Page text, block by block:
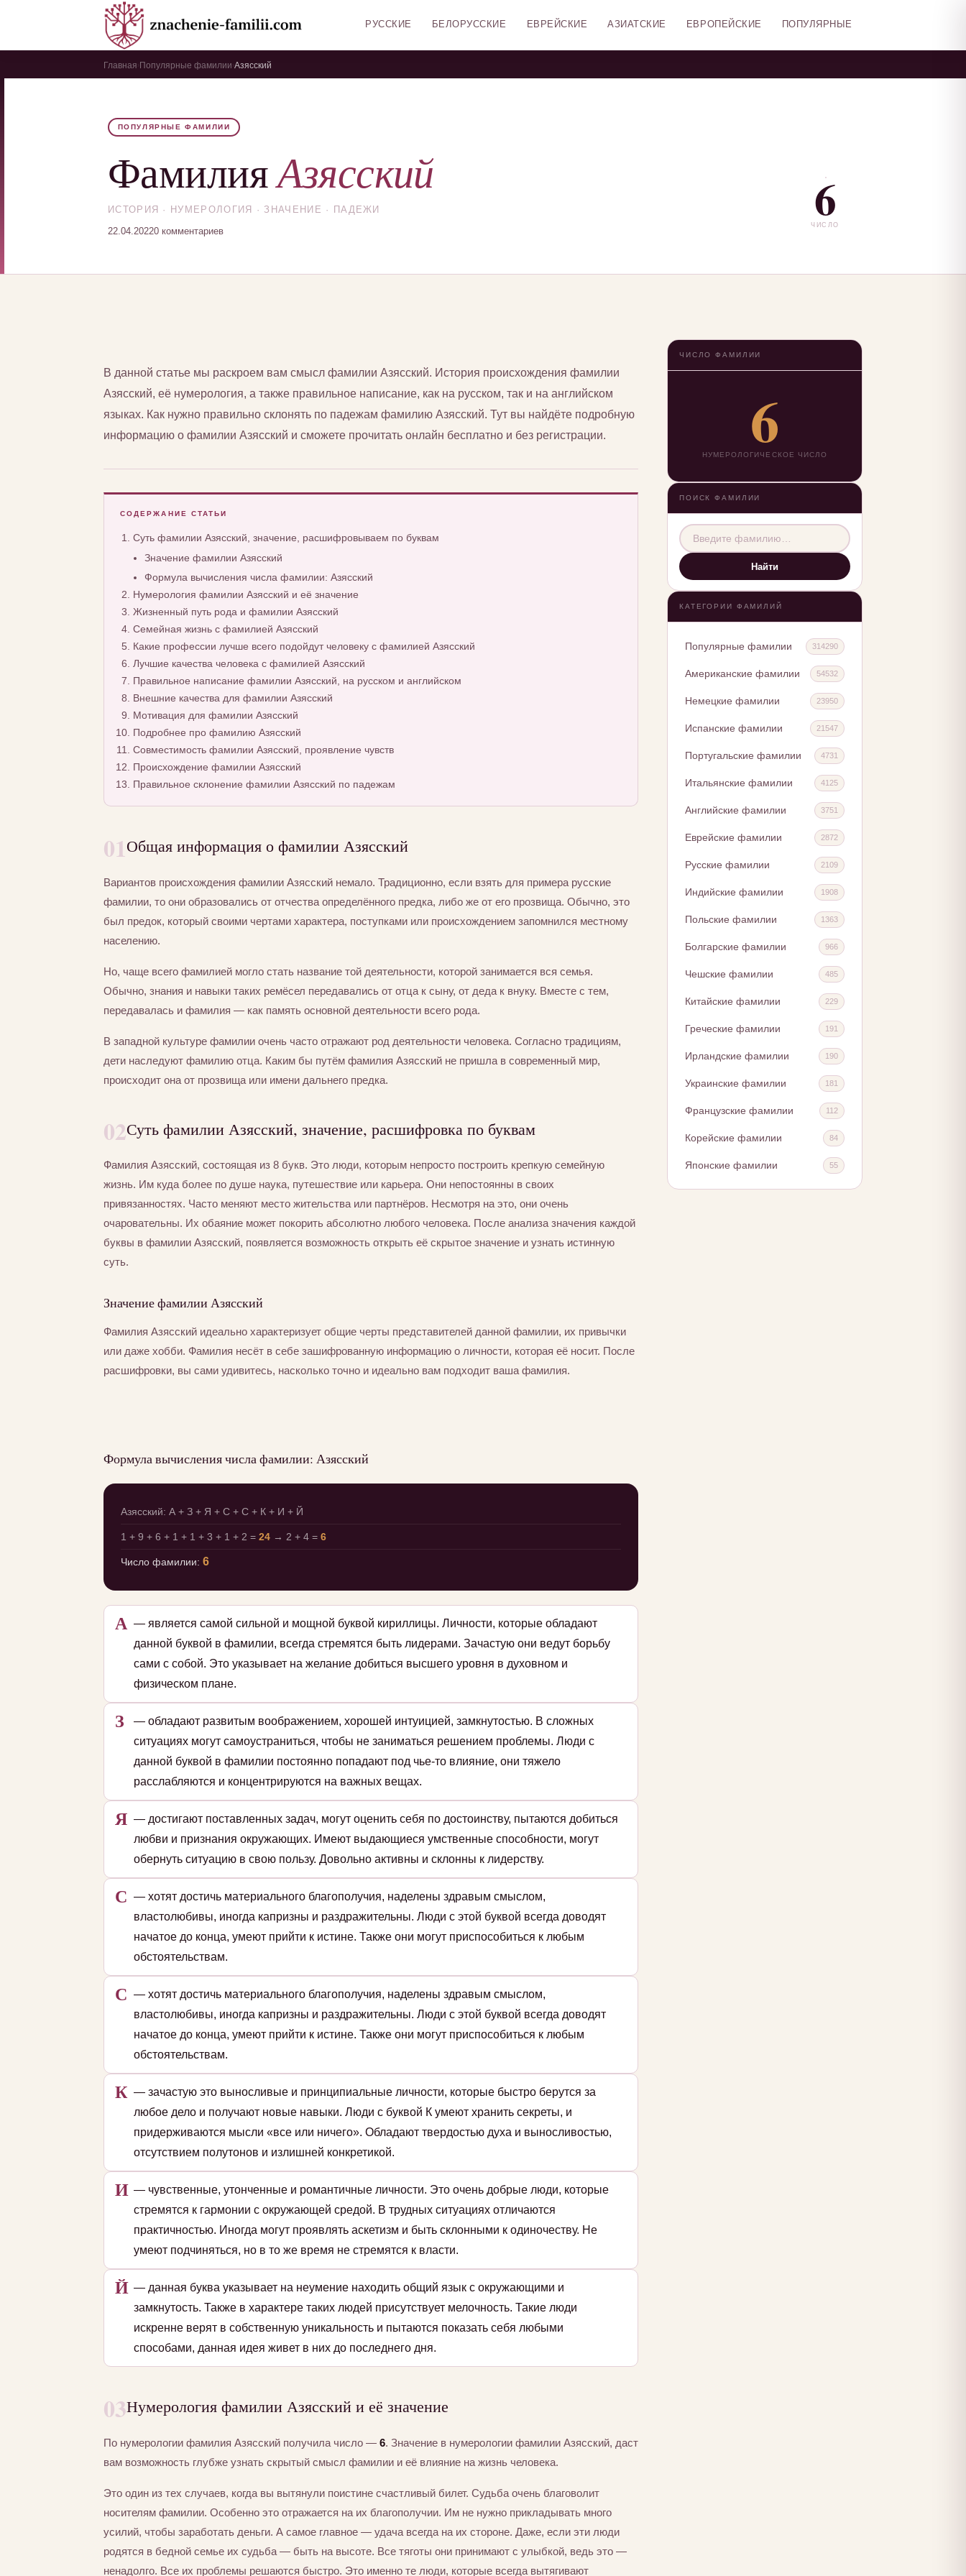
РУССКИЕ БЕЛОРУССКИЕ ЕВРЕЙСКИЕ АЗИАТСКИЕ ЕВРОПЕЙСКИЕ ПОПУЛЯРНЫЕ
Главная Популярные фамилии Азясский
ПОПУЛЯРНЫЕ ФАМИЛИИ
ФамилияАзясский
ИСТОРИЯ · НУМЕРОЛОГИЯ · ЗНАЧЕНИЕ · ПАДЕЖИ
22.04.20220 комментариев
6
ЧИСЛО
В данной статье мы раскроем вам смысл фамилии Азясский. История происхождения фамилии
Азясский, её нумерология, а также правильное написание, как на русском, так и на английском
языках. Как нужно правильно склонять по падежам фамилию Азясский. Тут вы найдёте подробную
информацию о фамилии Азясский и сможете прочитать онлайн бесплатно и без регистрации.
СОДЕРЖАНИЕ СТАТЬИ
Суть фамилии Азясский, значение, расшифровываем по буквам
Значение фамилии Азясский
Формула вычисления числа фамилии: Азясский
Нумерология фамилии Азясский и её значение
Жизненный путь рода и фамилии Азясский
Семейная жизнь с фамилией Азясский
Какие профессии лучше всего подойдут человеку с фамилией Азясский
Лучшие качества человека с фамилией Азясский
Правильное написание фамилии Азясский, на русском и английском
Внешние качества для фамилии Азясский
Мотивация для фамилии Азясский
Подробнее про фамилию Азясский
Совместимость фамилии Азясский, проявление чувств
Происхождение фамилии Азясский
Правильное склонение фамилии Азясский по падежам
01Общая информация о фамилии Азясский
Вариантов происхождения фамилии Азясский немало. Традиционно, если взять для примера русские
фамилии, то они образовались от отчества определённого предка, либо же от его прозвища. Обычно, это
был предок, который своими чертами характера, поступками или происхождением запомнился местному
населению.
Но, чаще всего фамилией могло стать название той деятельности, которой занимается вся семья.
Обычно, знания и навыки таких ремёсел передавались от отца к сыну, от деда к внуку. Вместе с тем,
передавалась и фамилия — как память основной деятельности всего рода.
В западной культуре фамилии очень часто отражают род деятельности человека. Согласно традициям,
дети наследуют фамилию отца. Каким бы путём фамилия Азясский не пришла в современный мир,
происходит она от прозвища или имени дальнего предка.
02Суть фамилии Азясский, значение, расшифровка по буквам
Фамилия Азясский, состоящая из 8 букв. Это люди, которым непросто построить крепкую семейную
жизнь. Им куда более по душе наука, путешествие или карьера. Они непостоянны в своих
привязанностях. Часто меняют место жительства или партнёров. Несмотря на это, они очень
очаровательны. Их обаяние может покорить абсолютно любого человека. После анализа значения каждой
буквы в фамилии Азясский, появляется возможность открыть её скрытое значение и узнать истинную
суть.
Значение фамилии Азясский
Фамилия Азясский идеально характеризует общие черты представителей данной фамилии, их привычки
или даже хобби. Фамилия несёт в себе зашифрованную информацию о личности, которая её носит. После
расшифровки, вы сами удивитесь, насколько точно и идеально вам подходит ваша фамилия.
Формула вычисления числа фамилии: Азясский
Азясский: А + З + Я + С + С + К + И + Й
1 + 9 + 6 + 1 + 1 + 3 + 1 + 2 = 24 → 2 + 4 = 6
Число фамилии: 6
А — является самой сильной и мощной буквой кириллицы. Личности, которые обладают
данной буквой в фамилии, всегда стремятся быть лидерами. Зачастую они ведут борьбу
сами с собой. Это указывает на желание добиться высшего уровня в духовном и
физическом плане.
З
— обладают развитым воображением, хорошей интуицией, замкнутостью. В сложных
ситуациях могут самоустраниться, чтобы не заниматься решением проблемы. Люди с
данной буквой в фамилии постоянно попадают под чье-то влияние, они тяжело
расслабляются и концентрируются на важных вещах.
Я — достигают поставленных задач, могут оценить себя по достоинству, пытаются добиться
любви и признания окружающих. Имеют выдающиеся умственные способности, могут
обернуть ситуацию в свою пользу. Довольно активны и склонны к лидерству.
С — хотят достичь материального благополучия, наделены здравым смыслом,
властолюбивы, иногда капризны и раздражительны. Люди с этой буквой всегда доводят
начатое до конца, умеют прийти к истине. Также они могут приспособиться к любым
обстоятельствам.
С — хотят достичь материального благополучия, наделены здравым смыслом,
властолюбивы, иногда капризны и раздражительны. Люди с этой буквой всегда доводят
начатое до конца, умеют прийти к истине. Также они могут приспособиться к любым
обстоятельствам.
К — зачастую это выносливые и принципиальные личности, которые быстро берутся за
любое дело и получают новые навыки. Люди с буквой К умеют хранить секреты, и
придерживаются мысли «все или ничего». Обладают твердостью духа и выносливостью,
отсутствием полутонов и излишней конкретикой.
И — чувственные, утонченные и романтичные личности. Это очень добрые люди, которые
стремятся к гармонии с окружающей средой. В трудных ситуациях отличаются
практичностью. Иногда могут проявлять аскетизм и быть склонными к одиночеству. Не
умеют подчиняться, но в то же время не стремятся к власти.
Й — данная буква указывает на неумение находить общий язык с окружающими и
замкнутость. Также в характере таких людей присутствует мелочность. Такие люди
искренне верят в собственную уникальность и пытаются показать себя любыми
способами, данная идея живет в них до последнего дня.
03Нумерология фамилии Азясский и её значение
По нумерологии фамилия Азясский получила число — 6. Значение в нумерологии фамилии Азясский, даст
вам возможность глубже узнать скрытый смысл фамилии и её влияние на жизнь человека.
Это один из тех случаев, когда вы вытянули поистине счастливый билет. Судьба очень благоволит
носителям фамилии. Особенно это отражается на их благополучии. Им не нужно прикладывать много
усилий, чтобы заработать деньги. А самое главное — удача всегда на их стороне. Даже, если эти люди
родятся в бедной семье их судьба — быть на высоте. Все тяготы они принимают с улыбкой, ведь это —
ненадолго. Все их проблемы решаются быстро. Это именно те люди, которые всегда вытягивают
ЧИСЛО ФАМИЛИИ
6
НУМЕРОЛОГИЧЕСКОЕ ЧИСЛО
ПОИСК ФАМИЛИИ
Найти
КАТЕГОРИИ ФАМИЛИЙ
Популярные фамилии 314290
Американские фамилии 54532
Немецкие фамилии 23950
Испанские фамилии 21547
Португальские фамилии 4731
Итальянские фамилии 4125
Английские фамилии 3751
Еврейские фамилии 2872
Русские фамилии 2109
Индийские фамилии 1908
Польские фамилии 1363
Болгарские фамилии 966
Чешские фамилии 485
Китайские фамилии 229
Греческие фамилии 191
Ирландские фамилии 190
Украинские фамилии 181
Французские фамилии 112
Корейские фамилии 84
Японские фамилии 55